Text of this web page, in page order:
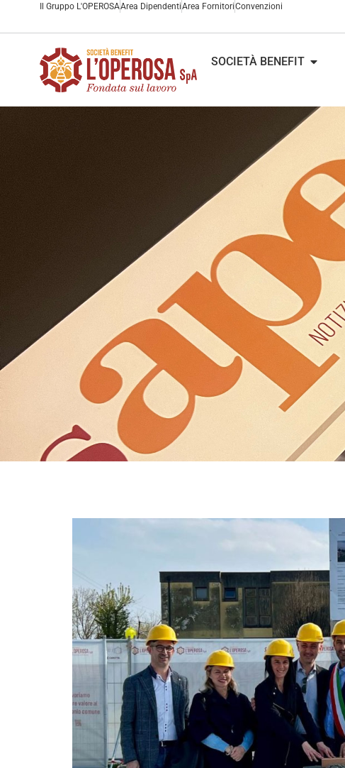
Il Gruppo L'OPEROSAArea DipendentiArea FornitoriConvenzioni
SOCIETÀ BENEFIT